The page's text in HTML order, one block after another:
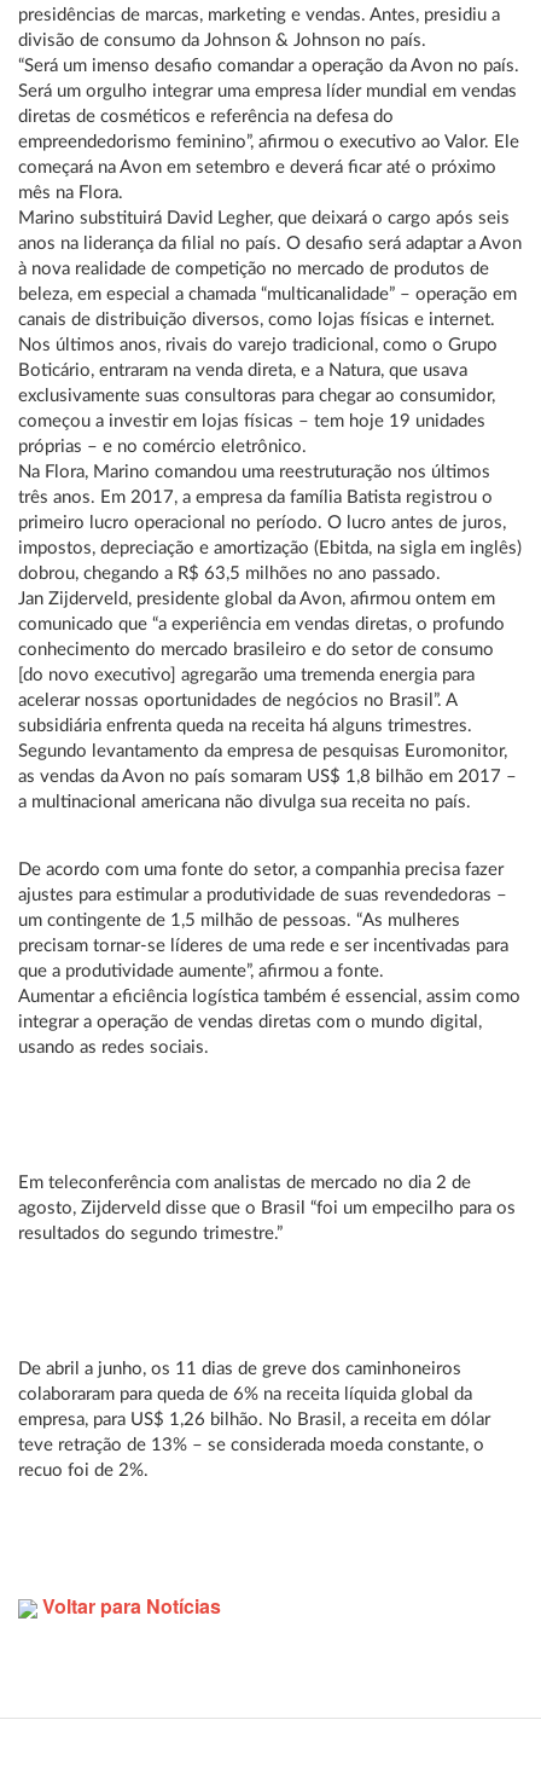
presidências de marcas, marketing e vendas. Antes, presidiu a
divisão de consumo da Johnson & Johnson no país.
“Será um imenso desafio comandar a operação da Avon no país.
Será um orgulho integrar uma empresa líder mundial em vendas
diretas de cosméticos e referência na defesa do
empreendedorismo feminino”, afirmou o executivo ao Valor. Ele
começará na Avon em setembro e deverá ficar até o próximo
mês na Flora.
Marino substituirá David Legher, que deixará o cargo após seis
anos na liderança da filial no país. O desafio será adaptar a Avon
à nova realidade de competição no mercado de produtos de
beleza, em especial a chamada “multicanalidade” – operação em
canais de distribuição diversos, como lojas físicas e internet.
Nos últimos anos, rivais do varejo tradicional, como o Grupo
Boticário, entraram na venda direta, e a Natura, que usava
exclusivamente suas consultoras para chegar ao consumidor,
começou a investir em lojas físicas – tem hoje 19 unidades
próprias – e no comércio eletrônico.
Na Flora, Marino comandou uma reestruturação nos últimos
três anos. Em 2017, a empresa da família Batista registrou o
primeiro lucro operacional no período. O lucro antes de juros,
impostos, depreciação e amortização (Ebitda, na sigla em inglês)
dobrou, chegando a R$ 63,5 milhões no ano passado.
Jan Zijderveld, presidente global da Avon, afirmou ontem em
comunicado que “a experiência em vendas diretas, o profundo
conhecimento do mercado brasileiro e do setor de consumo
[do novo executivo] agregarão uma tremenda energia para
acelerar nossas oportunidades de negócios no Brasil”. A
subsidiária enfrenta queda na receita há alguns trimestres.
Segundo levantamento da empresa de pesquisas Euromonitor,
as vendas da Avon no país somaram US$ 1,8 bilhão em 2017 –
a multinacional americana não divulga sua receita no país.
De acordo com uma fonte do setor, a companhia precisa fazer
ajustes para estimular a produtividade de suas revendedoras –
um contingente de 1,5 milhão de pessoas. “As mulheres
precisam tornar-se líderes de uma rede e ser incentivadas para
que a produtividade aumente”, afirmou a fonte.
Aumentar a eficiência logística também é essencial, assim como
integrar a operação de vendas diretas com o mundo digital,
usando as redes sociais.
Em teleconferência com analistas de mercado no dia 2 de
agosto, Zijderveld disse que o Brasil “foi um empecilho para os
resultados do segundo trimestre.”
De abril a junho, os 11 dias de greve dos caminhoneiros
colaboraram para queda de 6% na receita líquida global da
empresa, para US$ 1,26 bilhão. No Brasil, a receita em dólar
teve retração de 13% – se considerada moeda constante, o
recuo foi de 2%.
Voltar para Notícias